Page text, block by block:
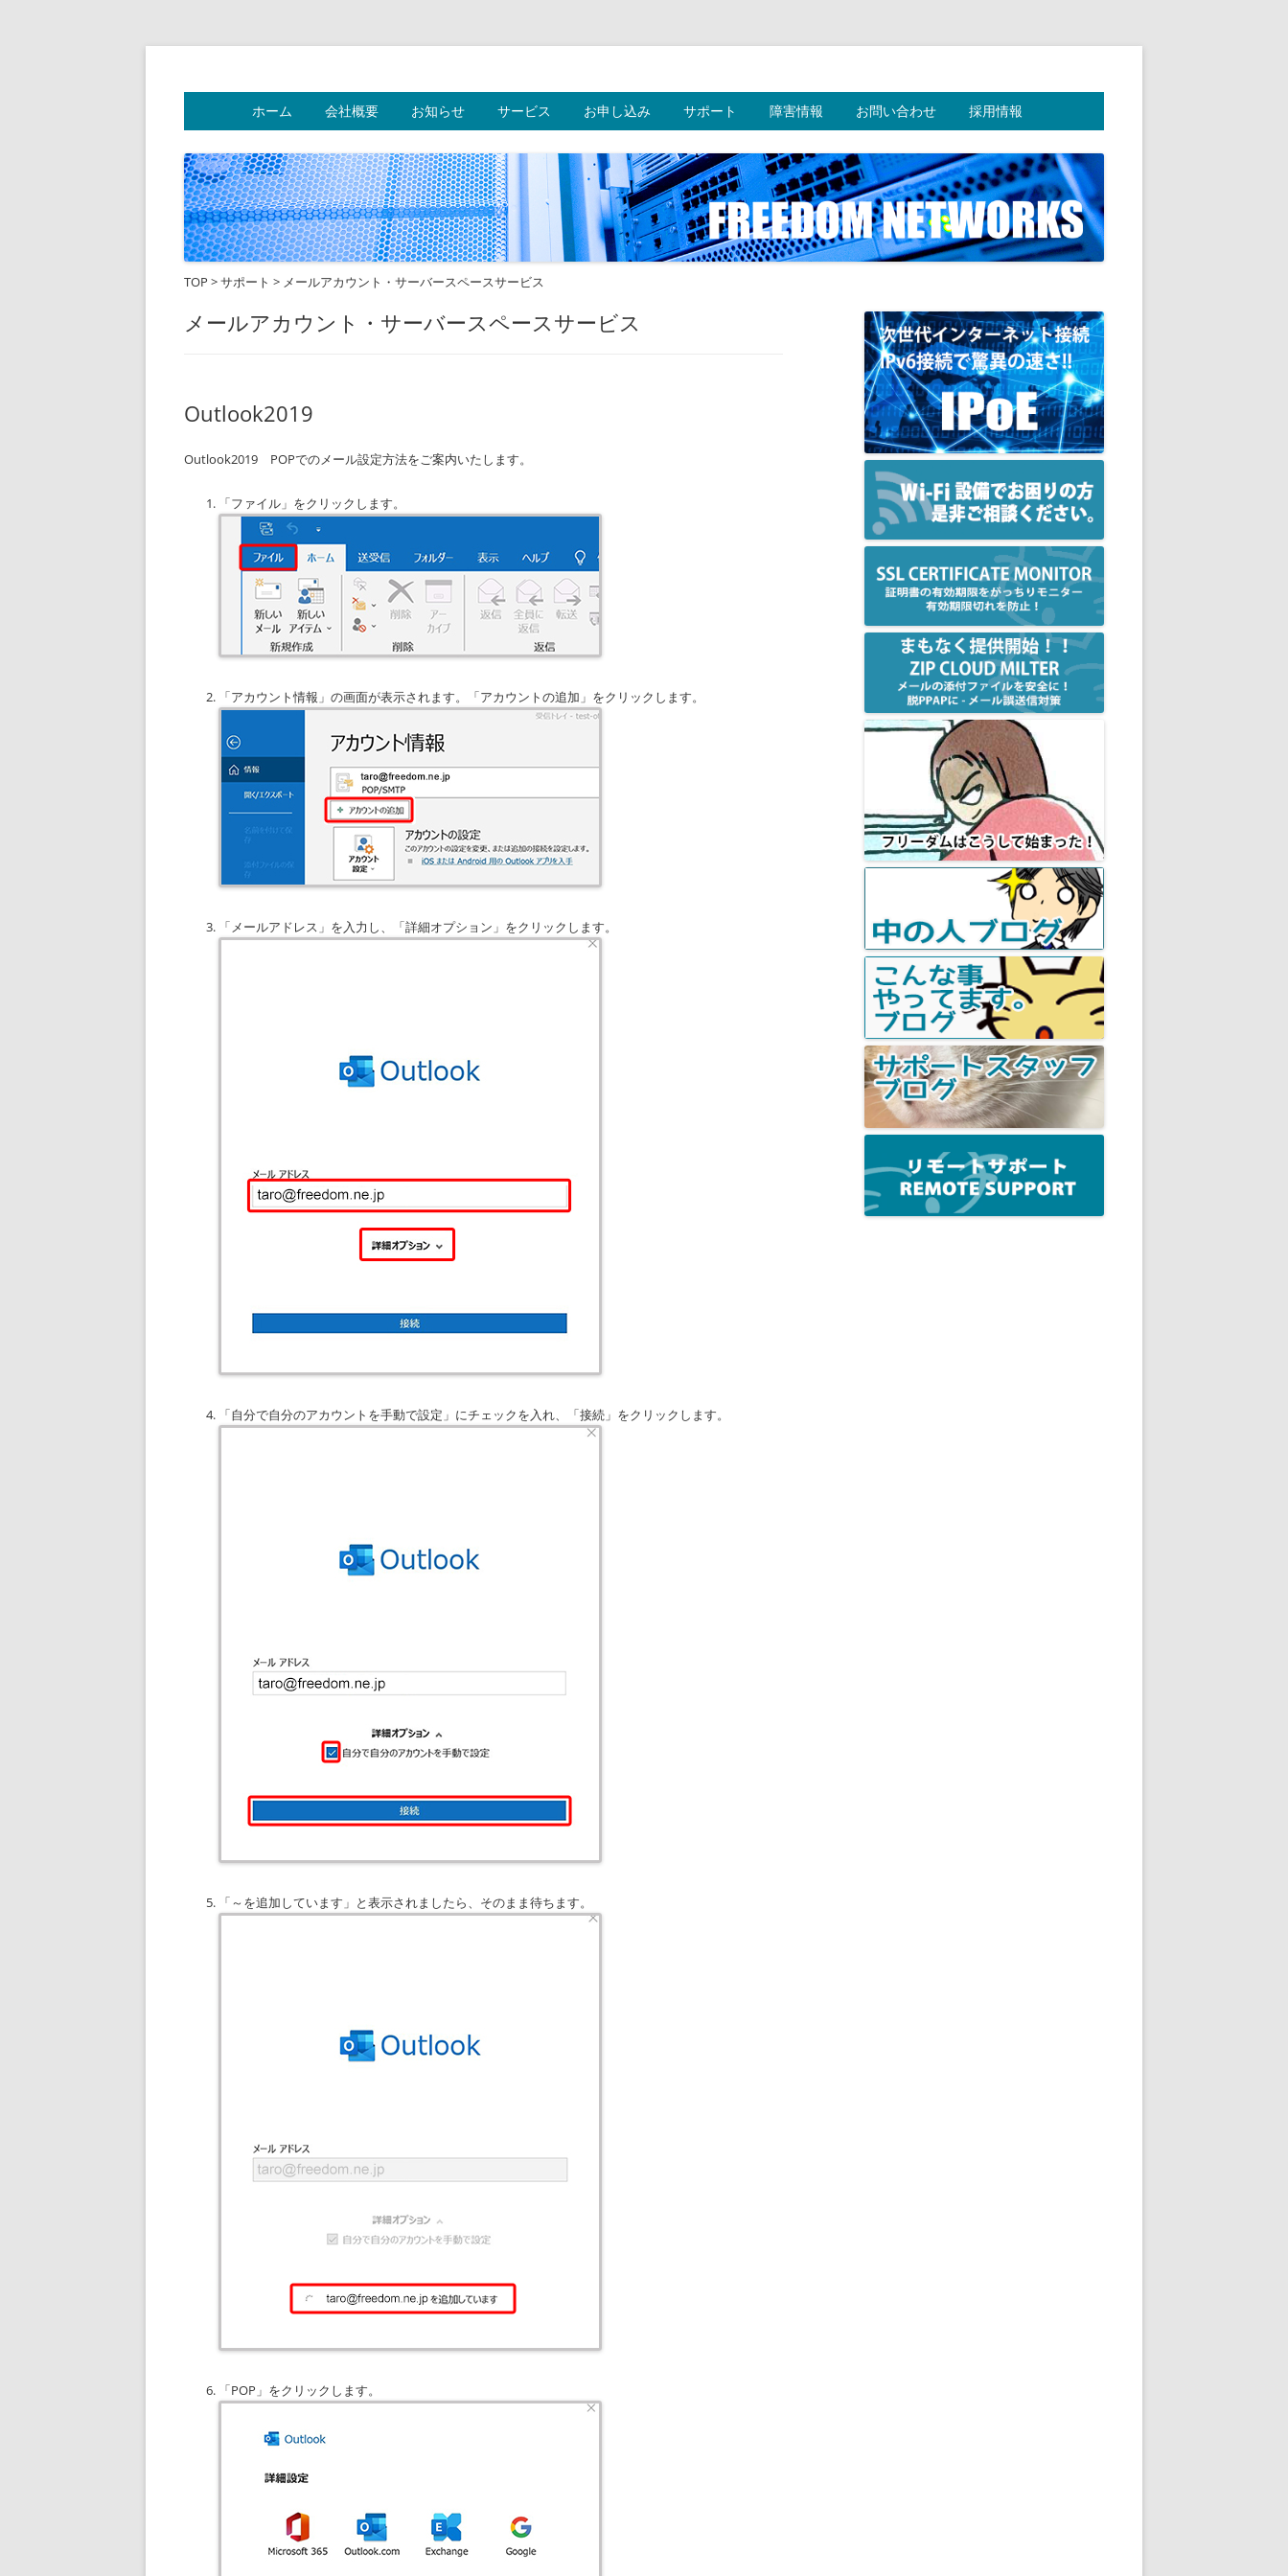
フリーダムネットワークス株式会社 コ
ン
テ
ン
へ
ス
キ
ッ
プ
ホーム 会社概要 お知らせ サービス お申し込み サポート 障害情報 お問い合わせ 採用情報
TOP >サポート > メールアカウント・サーバースペースサービス
メールアカウント・サーバースペースサービス
Outlook2019
Outlook2019 POPでのメール設定方法をご案内いたします。
「ファイル」をクリックします。
「アカウント情報」の画面が表示されます。「アカウントの追加」をクリックします。
「メールアドレス」を入力し、「詳細オプション」をクリックします。
「自分で自分のアカウントを手動で設定」にチェックを入れ、「接続」をクリックします。
「～を追加しています」と表示されましたら、そのまま待ちます。
「POP」をクリックします。